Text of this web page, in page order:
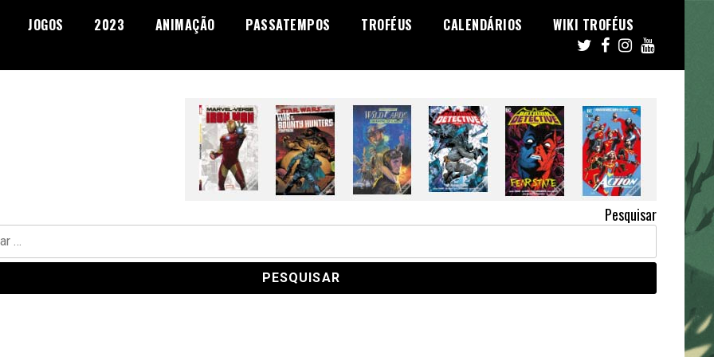
JOGOS 2023 ANIMAÇÃO PASSATEMPOS TROFÉUS CALENDÁRIOS WIKI TROFÉUS
Pesquisar